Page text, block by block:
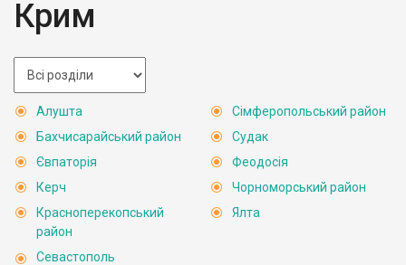
Крим
Алушта
Бахчисарайський район
Євпаторія
Керч
Красноперекопський
район
Севастополь
Сімферопольський район
Судак
Феодосія
Чорноморський район
Ялта